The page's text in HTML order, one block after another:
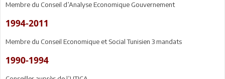
Membre du Conseil d’Analyse Economique Gouvernement
1994-2011
Membre du Conseil Economique et Social Tunisien 3 mandats
1990-1994